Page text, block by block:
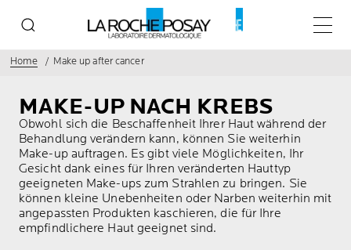
Home Make up after cancer
MAKE-UP NACH KREBS
Obwohl sich die Beschaffenheit Ihrer Haut während der
Behandlung verändern kann, können Sie weiterhin
Make-up auftragen. Es gibt viele Möglichkeiten, Ihr
Gesicht dank eines für Ihren veränderten Hauttyp
geeigneten Make-ups zum Strahlen zu bringen. Sie
können kleine Unebenheiten oder Narben weiterhin mit
angepassten Produkten kaschieren, die für Ihre
empfindlichere Haut geeignet sind.